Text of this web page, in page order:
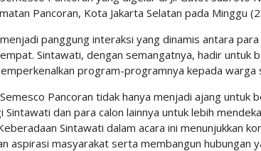
Pancoran, Kota Jakarta Selatan pada Minggu
panggung interaksi yang dinamis antara
Sintawati, dengan semangatnya, hadir untuk
program-programnya kepada warga
Pancoran tidak hanya menjadi ajang untuk
Sintawati dan para calon lainnya untuk lebih
Sintawati dalam acara ini menunjukkan
aspirasi masyarakat serta membangun hubungan